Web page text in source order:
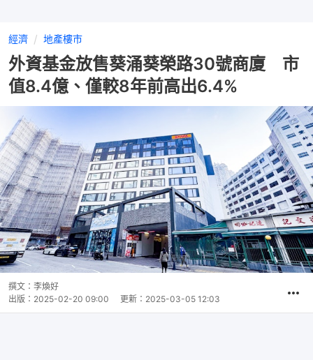
經濟 地產樓市
外資基金放售葵涌葵榮路30號商廈 市
值8.4億、僅較8年前高出6.4%
撰文： 李煥好
出版： 2025-02-20 09:00 更新： 2025-03-05 12:03